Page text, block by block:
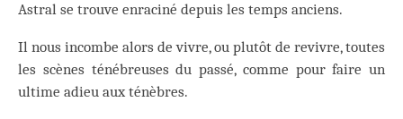
Astral se trouve enraciné depuis les temps anciens.
Il nous incombe alors de vivre, ou plutôt de revivre, toutes
les scènes ténébreuses du passé, comme pour faire un
ultime adieu aux ténèbres.